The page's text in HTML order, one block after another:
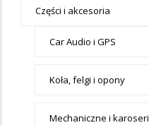
Części i akcesoria
Car Audio i GPS
Koła, felgi i opony
Mechaniczne i